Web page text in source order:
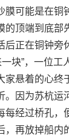
可能是在铜
顶端到底部
正在铜钟旁
块”，一位工
悬着的心终
因为苏杭运
经过桥孔，
，再放掉船内